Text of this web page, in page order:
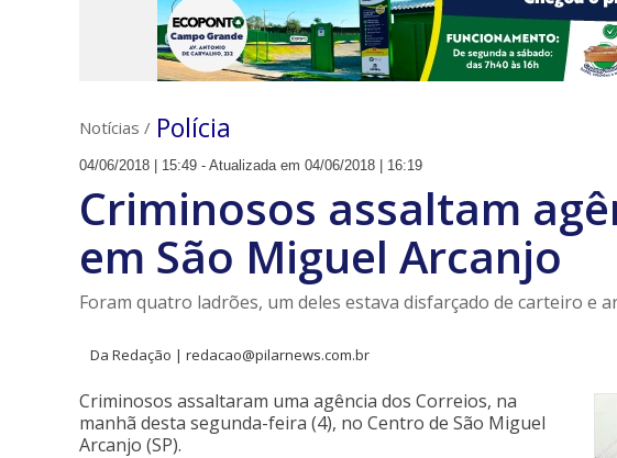
Notícias / Polícia
04/06/2018 | 15:49 - Atualizada em 04/06/2018 | 16:19
Criminosos assaltam
em São Miguel Arcanjo
Foram quatro ladrões, um deles estava disfarçado de carteiro e
Da Redação | redacao@pilarnews.com.br
Criminosos assaltaram uma agência dos Correios, na
manhã desta segunda-feira (4), no Centro de São Miguel
Arcanjo (SP).